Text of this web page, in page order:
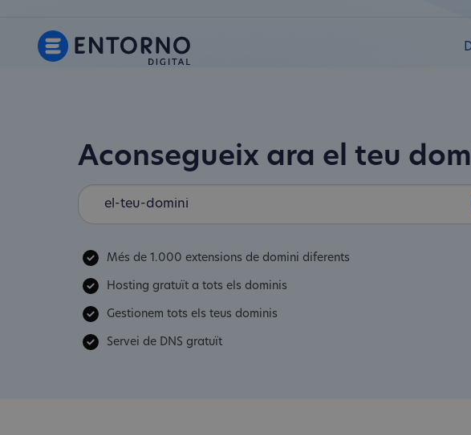
Aconsegueix ara el teu
Més de 1.000 extensions de domini diferents
Hosting gratuït a tots els dominis
Gestionem tots els teus dominis
Servei de DNS gratuït